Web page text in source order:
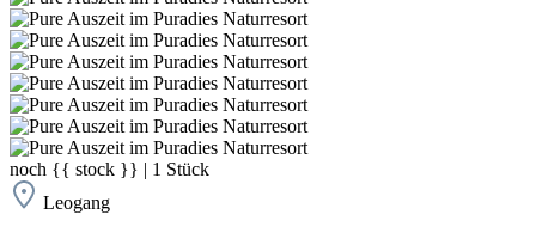
noch {{ stock }} | 1 Stück
Leogang